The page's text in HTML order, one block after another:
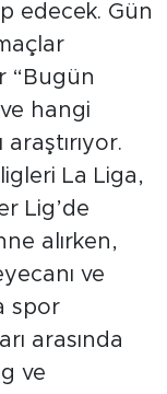
edecek. Gün
“Bugün
hangi
La Liga,
Lig’de
alırken,
ve
spor
arasında
ve